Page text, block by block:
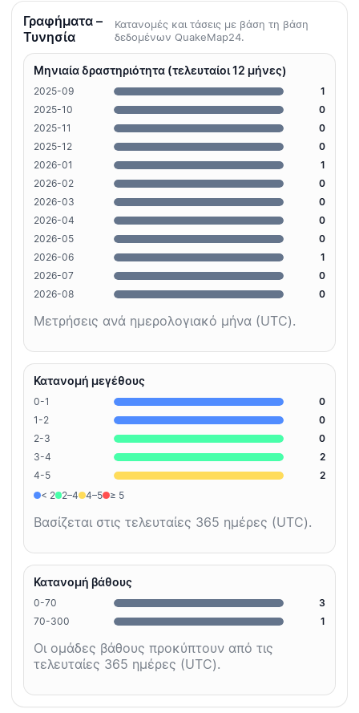
Γραφήματα –
Τυνησία
Κατανομές και τάσεις με βάση τη βάση
δεδομένων QuakeMap24.
Μηνιαία δραστηριότητα (τελευταίοι 12 μήνες)
2025-09
1
2025-10
0
2025-11
0
2025-12
0
2026-01
1
2026-02
0
2026-03
0
2026-04
0
2026-05
0
2026-06
1
2026-07
0
2026-08
0
Μετρήσεις ανά ημερολογιακό μήνα (UTC).
Κατανομή μεγέθους
0-1
0
1-2
0
2-3
0
3-4
2
4-5
2
< 2
2–4 4–5 ≥ 5
Βασίζεται στις τελευταίες 365 ημέρες (UTC).
Κατανομή βάθους
0-70
3
70-300
1
Οι ομάδες βάθους προκύπτουν από τις
τελευταίες 365 ημέρες (UTC).